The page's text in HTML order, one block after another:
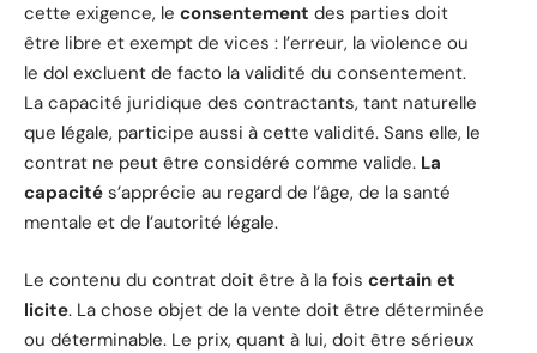
cette exigence, le consentement des parties doit
être libre et exempt de vices : l’erreur, la violence ou
le dol excluent de facto la validité du consentement.
La capacité juridique des contractants, tant naturelle
que légale, participe aussi à cette validité. Sans elle, le
contrat ne peut être considéré comme valide. La
capacité s’apprécie au regard de l’âge, de la santé
mentale et de l’autorité légale.
Le contenu du contrat doit être à la fois certain et
licite. La chose objet de la vente doit être déterminée
ou déterminable. Le prix, quant à lui, doit être sérieux